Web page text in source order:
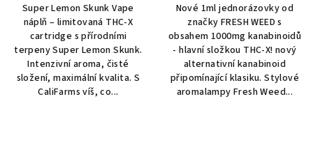
Super Lemon Skunk Vape
náplň – limitovaná THC-X
cartridge s přírodními
terpeny Super Lemon Skunk.
Intenzivní aroma, čisté
složení, maximální kvalita. S
CaliFarms víš, co...
Nové 1ml jednorázovky od
značky FRESH WEED s
obsahem 1000mg kanabinoidů
- hlavní složkou THC-X! nový
alternativní kanabinoid
připomínající klasiku. Stylové
aromalampy Fresh Weed...